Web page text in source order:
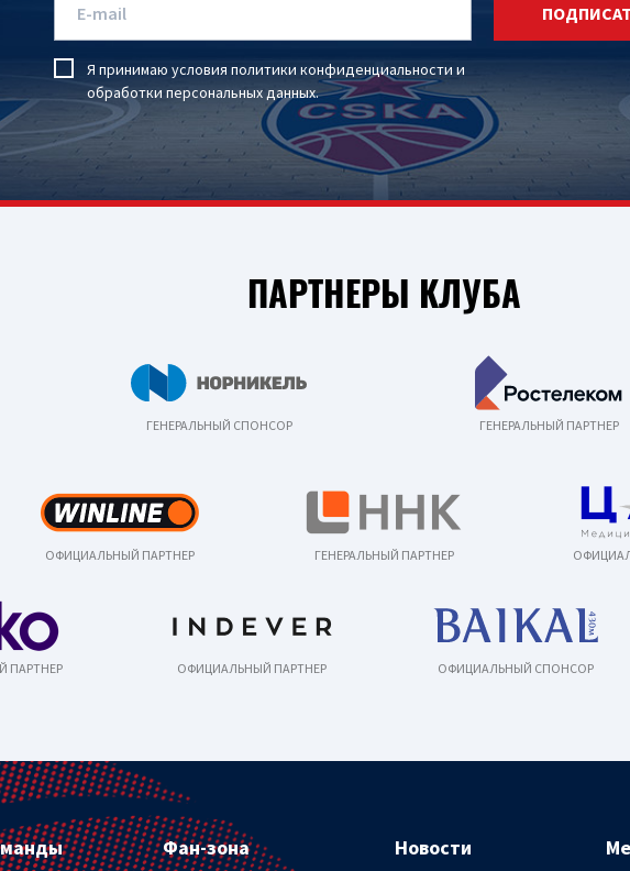
Я принимаю условия политики конфиденциальности и
обработки персональных данных.
ПАРТНЕРЫ КЛУБА
ГЕНЕРАЛЬНЫЙ СПОНСОР ГЕНЕРАЛЬНЫЙ ПАРТНЕР
ОФИЦИАЛЬНЫЙ ПАРТНЕР ГЕНЕРАЛЬНЫЙ ПАРТНЕР
ПАРТНЕР ОФИЦИАЛЬНЫЙ ПАРТНЕР ОФИЦИАЛЬНЫЙ СПОНСОР
Фан-зона Новости